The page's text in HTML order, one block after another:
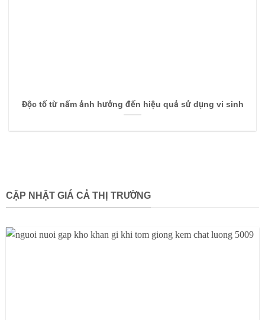
Độc tố từ nấm ảnh hưởng đến hiệu quả sử dụng vi sinh
CẬP NHẬT GIÁ CẢ THỊ TRƯỜNG